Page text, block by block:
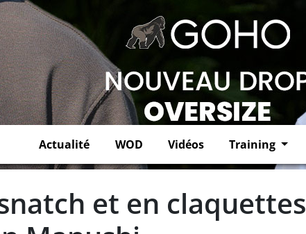
Actualité WOD Vidéos Training
et en claquettes